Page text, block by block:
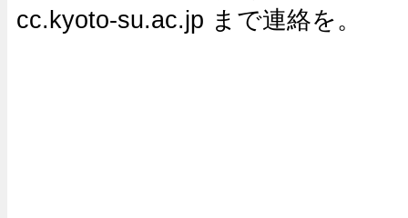
cc.kyoto-su.ac.jp まで連絡を。